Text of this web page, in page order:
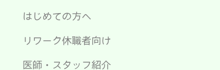
はじめての方へ
リワーク休職者向け
医師・スタッフ紹介